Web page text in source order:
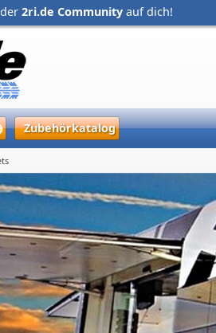
2ri.de Community auf dich!
Zubehörkatalog